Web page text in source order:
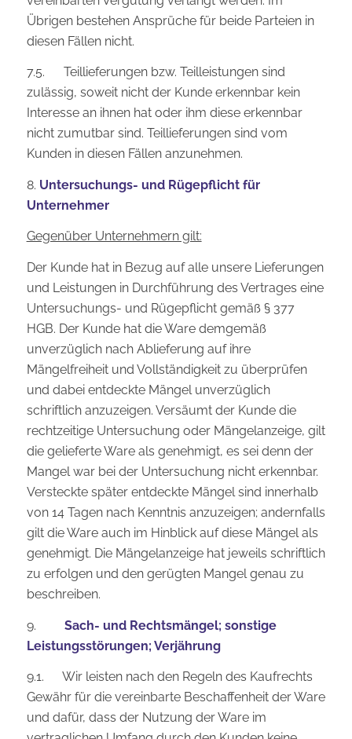
Übrigen bestehen Ansprüche für beide Parteien in
diesen Fällen nicht.
7.5. Teillieferungen bzw. Teilleistungen sind
zulässig, soweit nicht der Kunde erkennbar kein
Interesse an ihnen hat oder ihm diese erkennbar
nicht zumutbar sind. Teillieferungen sind vom
Kunden in diesen Fällen anzunehmen.
8. Untersuchungs- und Rügepflicht für
Unternehmer
Gegenüber Unternehmern gilt:
Der Kunde hat in Bezug auf alle unsere Lieferungen
und Leistungen in Durchführung des Vertrages eine
Untersuchungs- und Rügepflicht gemäß § 377
HGB. Der Kunde hat die Ware demgemäß
unverzüglich nach Ablieferung auf ihre
Mängelfreiheit und Vollständigkeit zu überprüfen
und dabei entdeckte Mängel unverzüglich
schriftlich anzuzeigen. Versäumt der Kunde die
rechtzeitige Untersuchung oder Mängelanzeige, gilt
die gelieferte Ware als genehmigt, es sei denn der
Mangel war bei der Untersuchung nicht erkennbar.
Versteckte später entdeckte Mängel sind innerhalb
von 14 Tagen nach Kenntnis anzuzeigen; andernfalls
gilt die Ware auch im Hinblick auf diese Mängel als
genehmigt. Die Mängelanzeige hat jeweils schriftlich
zu erfolgen und den gerügten Mangel genau zu
beschreiben.
9. Sach- und Rechtsmängel; sonstige
Leistungsstörungen; Verjährung
9.1. Wir leisten nach den Regeln des Kaufrechts
Gewähr für die vereinbarte Beschaffenheit der Ware
und dafür, dass der Nutzung der Ware im